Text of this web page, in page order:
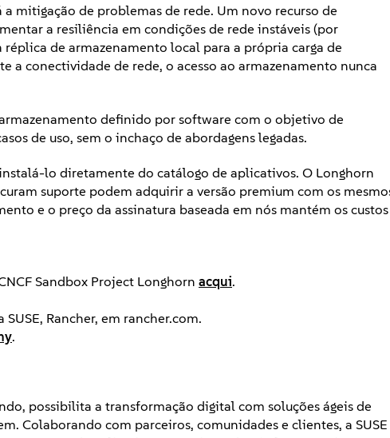
mitigação de problemas de rede. Um novo recurso de
a resiliência em condições de rede instáveis ​​(por
de armazenamento local para a própria carga de
conectividade de rede, o acesso ao armazenamento nunca
definido por software com o objetivo de
de uso, sem o inchaço de abordagens legadas.
lo diretamente do catálogo de aplicativos. O Longhorn
suporte podem adquirir a versão premium com os
e o preço da assinatura baseada em nós mantém os custos
Sandbox Project Longhorn acqui.
Rancher, em rancher.com.
.
possibilita a transformação digital com soluções ágeis de
Colaborando com parceiros, comunidades e clientes, a SUSE